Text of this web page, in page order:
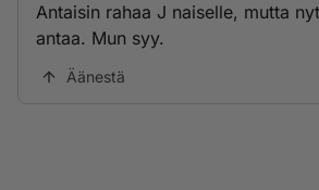
Antaisin rahaa J naiselle, mutta
antaa. Mun syy.
Äänestä